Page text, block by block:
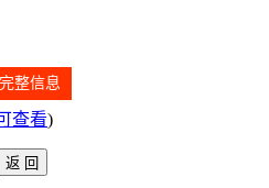
整信息
查看)